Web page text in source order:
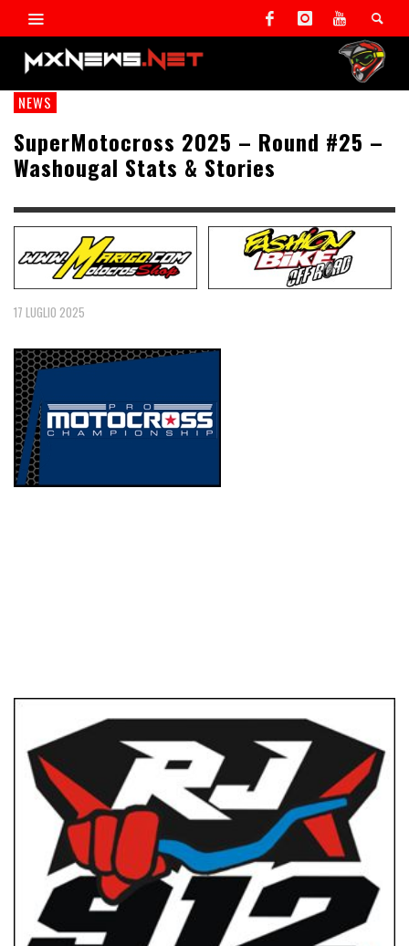
NEWS
SuperMotocross 2025 – Round #25 –
Washougal Stats & Stories
17 LUGLIO 2025